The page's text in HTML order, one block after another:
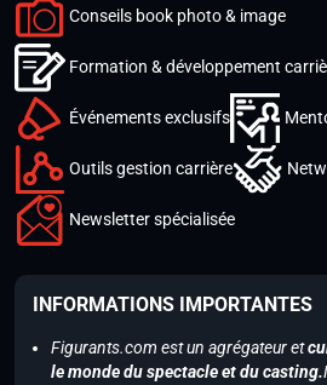
Conseils book photo & image
Formation & développement
Événements exclusifs
Outils gestion carrière
Newsletter spécialisée
INFORMATIONS IMPORTANTES
Figurants.com est un agrégateur et
le monde du spectacle et du casting.